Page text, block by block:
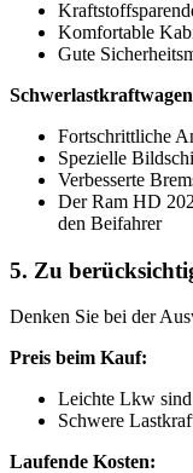
Komfortable
Gute
Schwerlastkraftwagen
Fortschrittliche
Spezielle
Verbesserte
Der Ram HD
den Beifahrer
5. Zu
Denken Sie bei der
Preis beim Kauf:
Leichte Lkw
Schwere
Laufende Kosten: